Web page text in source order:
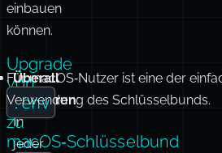
einbauen
können.
Überall
platzieren:
In
jeder
Upgrade
von
.env
zu
macOS‑Schlüsselbund
Für macOS‑Nutzer ist eine der
Verwendung des Schlüsselbunds.